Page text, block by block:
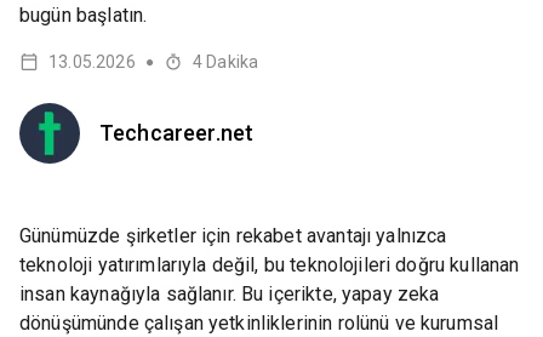
bugün başlatın.
Techcareer.net
13.05.2026 ● 4 Dakika
Günümüzde şirketler için rekabet avantajı yalnızca
teknoloji yatırımlarıyla değil, bu teknolojileri doğru kullanan
insan kaynağıyla sağlanır. Bu içerikte, yapay zeka
dönüşümünde çalışan yetkinliklerinin rolünü ve kurumsal